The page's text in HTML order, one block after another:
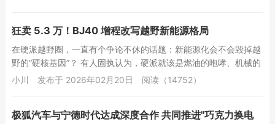
狂卖 5.3 万！BJ40 增程改写越野新能源格局
在硬派越野圈，一直有个争论不休的话题：新能源化会不会毁掉越
野的“硬核基因”？ 有人固执认为，硬派就该是燃油的咆哮、机械的
轰鸣，电动化只是“花架子”；也有人...
小川 发布于 2026年02月20日 阅读（14752）
极狐汽车与宁德时代达成深度合作 共同推进"巧克力换电